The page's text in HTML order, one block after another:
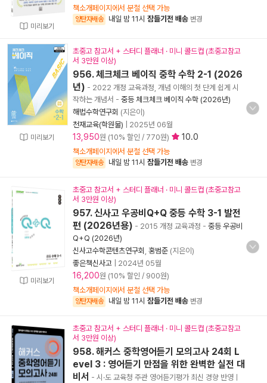
미리보기
책소개페이지에서 분철 선택 가능
양탄자배송 내일 밤 11시 잠들기전 배송 변경
미리보기
초중고 참고서 + 스터디 플래너 · 미니 콜드컵 (초중고참고
서 3만원 이상)
956. 체크체크 베이직 중학 수학 2-1 (2026
년) - 2022 개정 교육과정, 개념 이해의 첫 단계 쉽게 시
작하는 개념서 - 중등 체크체크 베이직 수학 (2026년)
해법수학연구회 (지은이)
천재교육(학원물)
2025년 06월
13,950원 (10% 할인 / 770원) 10.0
책소개페이지에서 분철 선택 가능
양탄자배송 내일 밤 11시 잠들기전 배송 변경
미리보기
초중고 참고서 + 스터디 플래너 · 미니 콜드컵 (초중고참고
서 3만원 이상)
957. 신사고 우공비Q+Q 중등 수학 3-1 발전
편 (2026년용) - 2015 개정 교육과정 - 중등 우공비
Q+Q (2026년)
신사고수학콘텐츠연구회 홍범준 (지은이)
좋은책신사고
2024년 05월
16,200원 (10% 할인 / 900원)
책소개페이지에서 분철 선택 가능
양탄자배송 내일 밤 11시 잠들기전 배송 변경
초중고 참고서 + 스터디 플래너 · 미니 콜드컵 (초중고참고
서 3만원 이상)
958. 해커스 중학영어듣기 모의고사 24회 L
evel 3 : 영어듣기 만점을 위한 완벽한 실전 대
비서 - 시·도 교육청 주관 영어듣기평가 최신 경향 반영ㅣ